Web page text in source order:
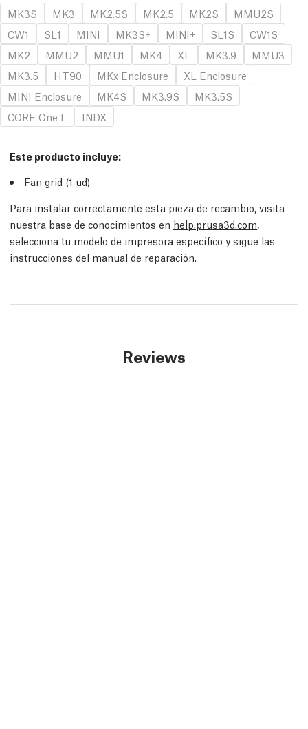
MK3S
MK3 MK2.5S MK2.5 MK2S
MMU2S
CW1
SL1 MINI MK3S+ MINI+ SL1S
CW1S
MK2
MMU2 MMU1 MK4 XL MK3.9
MMU3
MK3.5
HT90 MKx Enclosure
XL Enclosure
MINI Enclosure
MK4S MK3.9S
MK3.5S
CORE One L
INDX
Este producto incluye:
Fan grid (1 ud)
Para instalar correctamente esta pieza de recambio, visita
nuestra base de conocimientos en help.prusa3d.com,
selecciona tu modelo de impresora específico y sigue las
instrucciones del manual de reparación.
Reviews